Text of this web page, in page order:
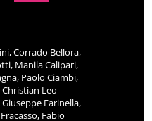
Corrado Bellora,
Manila Calipari,
Paolo Ciambi,
Leo
Farinella,
Fabio